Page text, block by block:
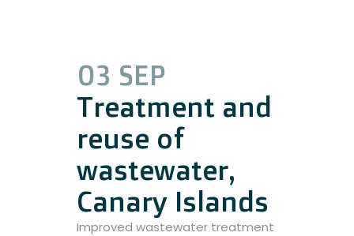
03 SEP
Treatment and
reuse of
wastewater,
Canary Islands
Improved wastewater treatment